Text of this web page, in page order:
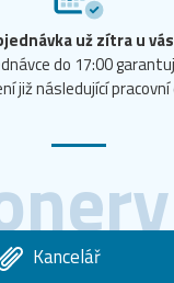
už zítra u vás
do 17:00
již následující pracovní
Kancelář